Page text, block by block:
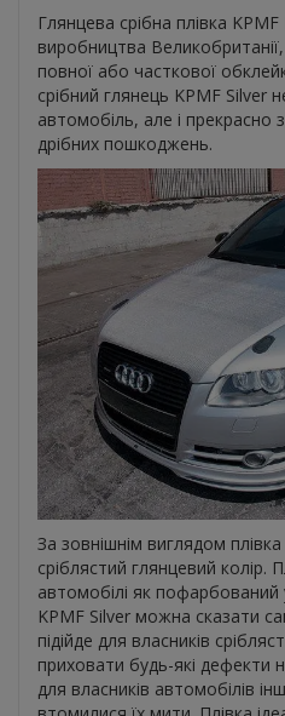
Глянцева срібна плівка
виробництва
повної або часткової
срібний глянець KPMF Silver
автомобіль, але і прекрасно
дрібних пошкоджень.
За зовнішнім виглядом
сріблястий глянцевий колір.
автомобілі як пофарбований
KPMF Silver можна сказати
підійде для власників
приховати будь-які дефекти
для власників автомобілів